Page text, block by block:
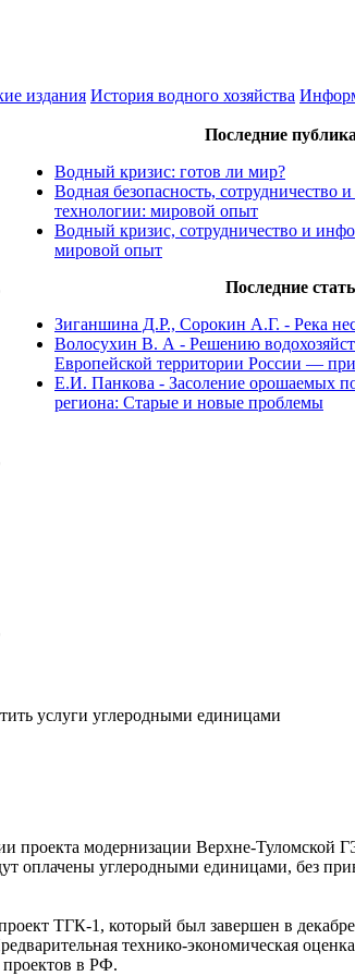
издания История водного хозяйства
Последние
Водный кризис: готов ли мир?
Водная безопасность,
технологии: мировой опыт
Водный кризис, сотрудничество и
мировой опыт
Последние
Зиганшина Д.Р., Сорокин А.Г. - Река
Волосухин В. А - Решению
Европейской территории России —
Е.И. Панкова - Засоление орошаемых
региона: Старые и новые проблемы
услуги углеродными единицами
проекта модернизации Верхне-Туломской
оплачены углеродными единицами, без
ТГК-1, который был завершен в декабре
технико-экономическая
проектов в РФ.